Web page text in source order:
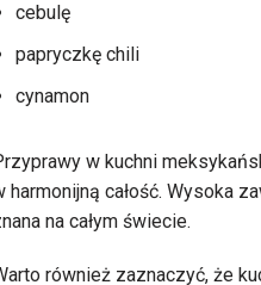
cebulę
papryczkę chili
cynamon
w kuchni
harmonijną całość. Wysoka
na całym świecie.
również zaznaczyć, że